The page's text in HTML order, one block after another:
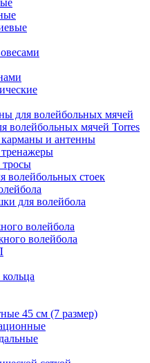
для волейбольных мячей
волейбольных мячей Torres
и антенны
волейбольных стоек
для волейбола
волейбола
волейбола
45 см (7 размер)